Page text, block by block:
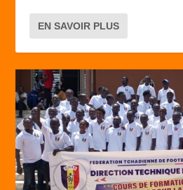
EN SAVOIR PLUS